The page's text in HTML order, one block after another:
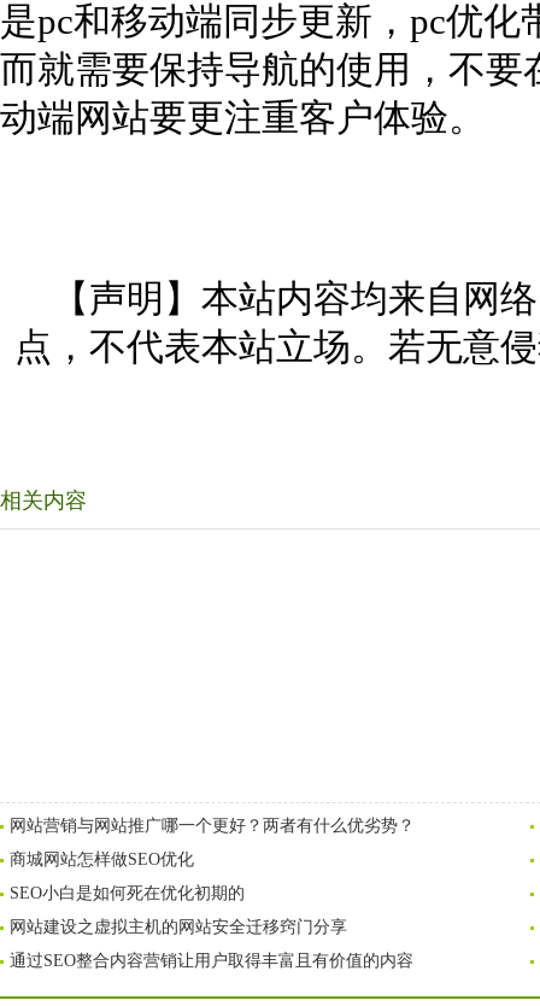
是pc和移动端同步更新，pc优
而就需要保持导航的使用，不
动端网站要更注重客户体验。
【声明】本站内容均来自网
点，不代表本站立场。若无意
相关内容
网站营销与网站推广哪一个更好？两者有什么优劣势？
商城网站怎样做SEO优化
SEO小白是如何死在优化初期的
网站建设之虚拟主机的网站安全迁移窍门分享
通过SEO整合内容营销让用户取得丰富且有价值的内容